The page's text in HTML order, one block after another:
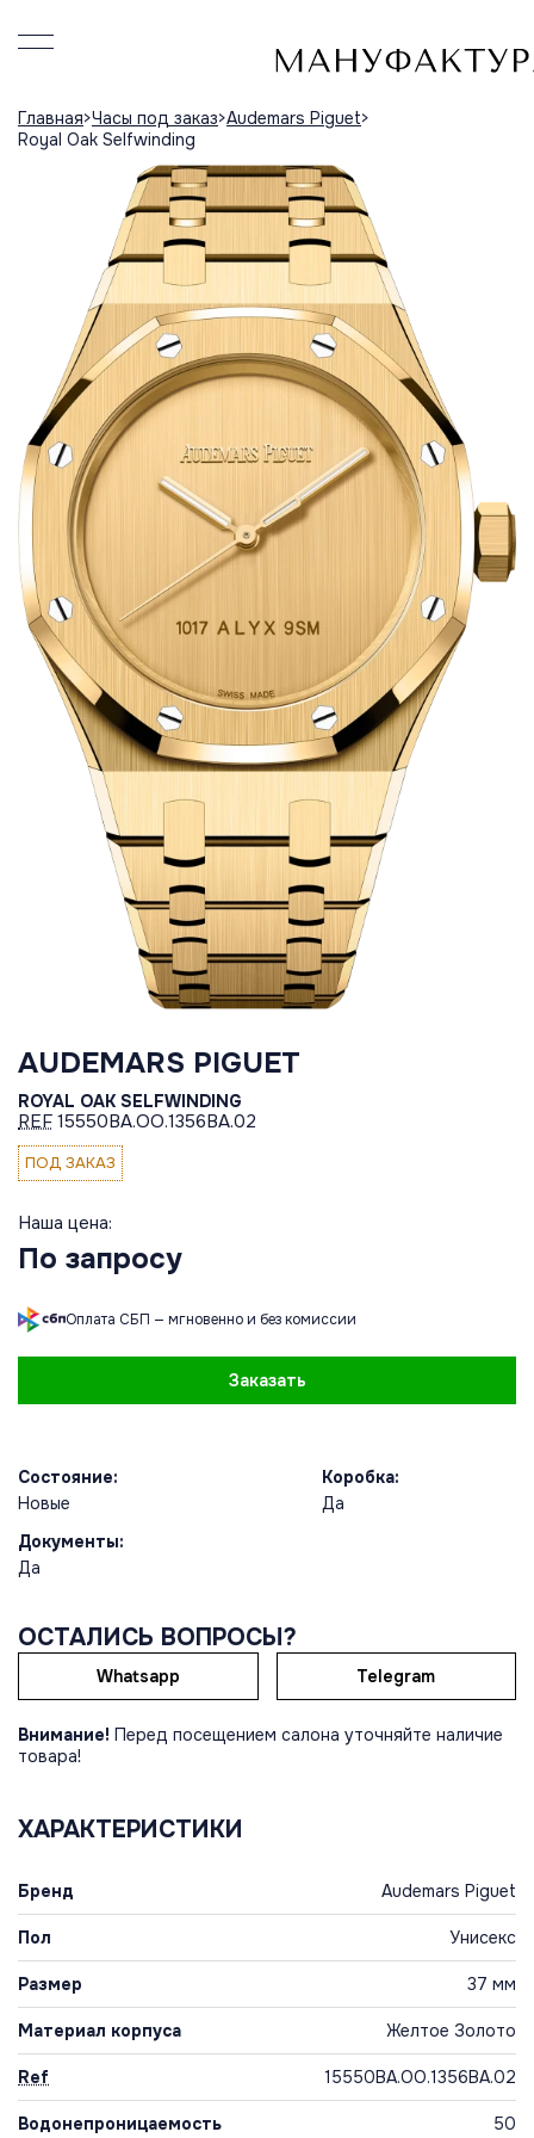
Главная Часы под заказ Audemars Piguet
Royal Oak Selfwinding
AUDEMARS PIGUET
ROYAL OAK SELFWINDING
REF 15550BA.OO.1356BA.02
ПОД ЗАКАЗ
Наша цена:
По запросу
Оплата СБП — мгновенно и без комиссии
Заказать
Состояние:
Новые
Коробка:
Да
Документы:
Да
ОСТАЛИСЬ ВОПРОСЫ?
Whatsapp Telegram
Внимание! Перед посещением салона уточняйте наличие
товара!
ХАРАКТЕРИСТИКИ
Бренд Audemars Piguet
Пол Унисекс
Размер 37 мм
Материал корпуса Желтое Золото
Ref 15550BA.OO.1356BA.02
Водонепроницаемость 50